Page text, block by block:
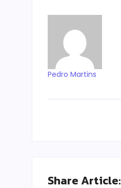
Pedro Martins
Share Article: